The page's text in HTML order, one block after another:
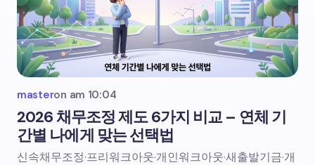
masteron am 10:04
2026 채무조정 제도 6가지 비교 – 연체 기
간별 나에게 맞는 선택법
신속채무조정·프리워크아웃·개인워크아웃·새출발기금·개